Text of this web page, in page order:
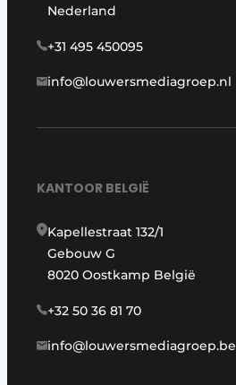
Nederland
+31 495 450095
info@louwersmediagroep.nl
KANTOOR BELGIË
Kapellestraat 132/1
Gebouw G
8020 Oostkamp België
+32 50 36 81 70
info@louwersmediagroep.be